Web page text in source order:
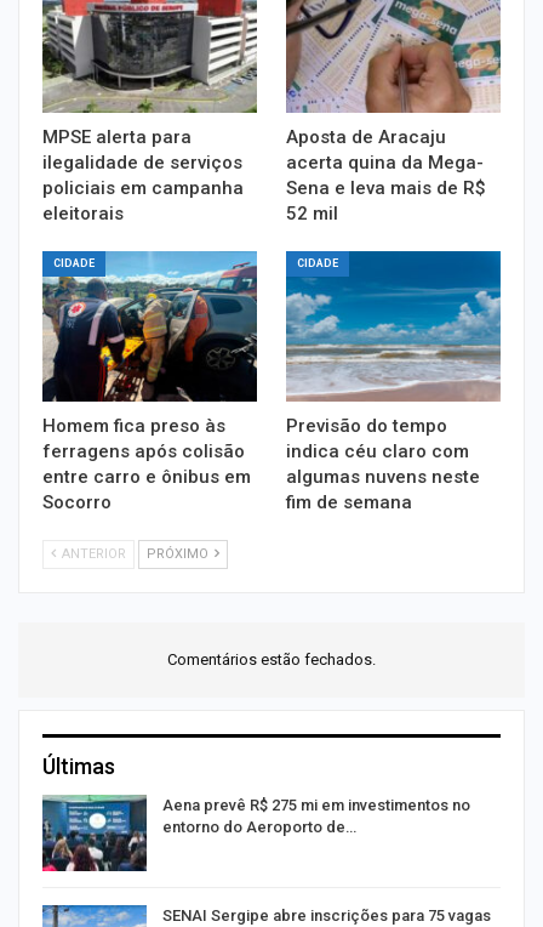
MPSE alerta para
ilegalidade de serviços
policiais em campanha
eleitorais
Aposta de Aracaju
acerta quina da Mega-
Sena e leva mais de R$
52 mil
CIDADE
Homem fica preso às
ferragens após colisão
entre carro e ônibus em
Socorro
CIDADE
Previsão do tempo
indica céu claro com
algumas nuvens neste
fim de semana
ANTERIOR PRÓXIMO
Comentários estão fechados.
Últimas
Aena prevê R$ 275 mi em investimentos no
entorno do Aeroporto de…
SENAI Sergipe abre inscrições para 75 vagas